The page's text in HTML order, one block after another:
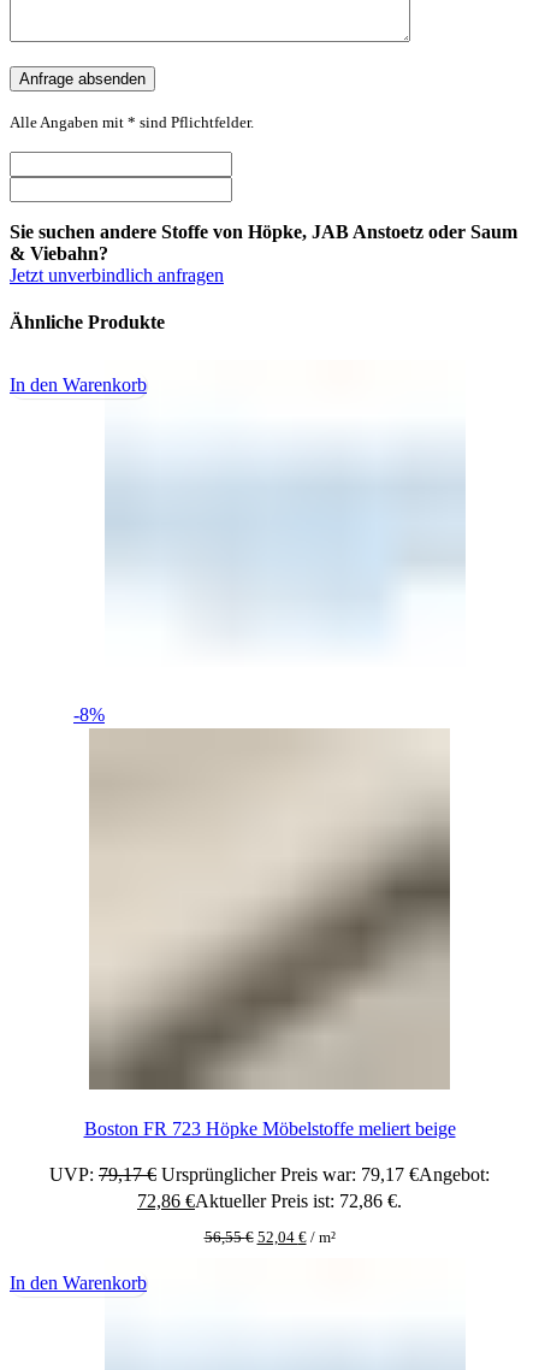
Alle Angaben mit * sind Pflichtfelder.
Sie suchen andere Stoffe von Höpke, JAB Anstoetz oder Saum
& Viebahn?
Jetzt unverbindlich anfragen
Ähnliche Produkte
-8%
In den Warenkorb
Boston FR 723 Höpke Möbelstoffe meliert beige
UVP: 79,17€ Ursprünglicher Preis war: 79,17 €Angebot:
72,86 €Aktueller Preis ist: 72,86 €.
56,55€ 52,04 €/ m²
In den Warenkorb